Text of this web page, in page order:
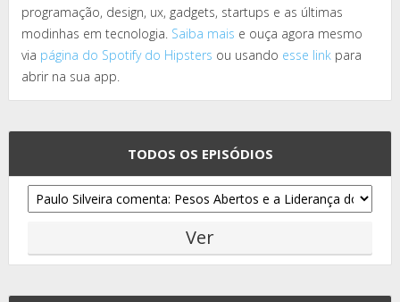
programação, design, ux, gadgets, startups e as últimas
modinhas em tecnologia. Saiba mais e ouça agora mesmo
via página do Spotify do Hipsters ou usando esse link para
abrir na sua app.
TODOS OS EPISÓDIOS